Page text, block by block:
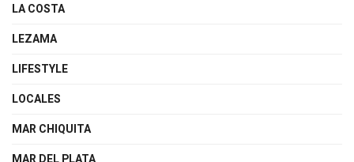
LA COSTA
LEZAMA
LIFESTYLE
LOCALES
MAR CHIQUITA